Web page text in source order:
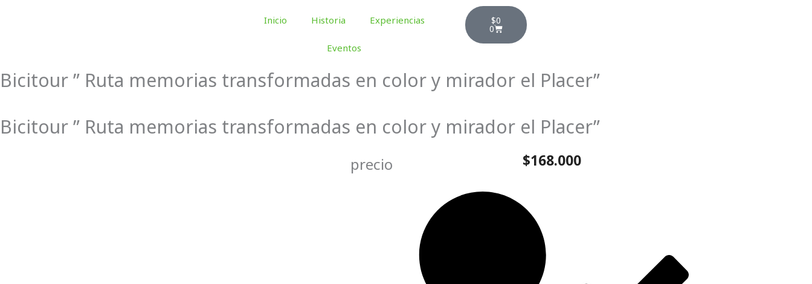
Inicio Historia Experiencias
Eventos
$0
0
Cart
Bicitour ” Ruta memorias transformadas en color y mirador el Placer”
Bicitour ” Ruta memorias transformadas en color y mirador el Placer”
precio $168.000